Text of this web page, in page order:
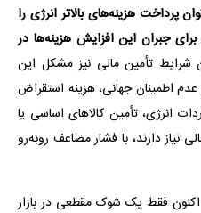
پرداخت هزینه‌های بالاتر انرژی را
جبران این افزایش هزینه‌ها در
تأمین مالی نیز مشکل این
اطمینان جهانی، هزینه استقراض
انرژی، تأمین کالاهای اساسی یا
نیاز دارند، با فشار مضاعف روبه‌رو
فقط یک شوک مقطعی در بازار